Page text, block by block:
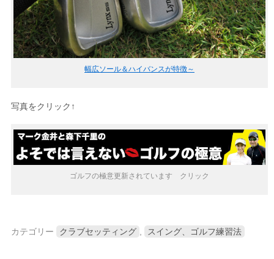
幅広ソール＆ハイバンスが特徴～
写真をクリック↑
ゴルフの極意更新されています クリック
カテゴリー クラブセッティング スイング、ゴルフ練習法